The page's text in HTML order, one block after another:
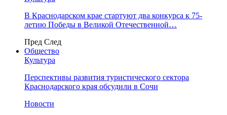
В Краснодарском крае стартуют два конкурса к 75-
летию Победы в Великой Отечественной…
Пред След
Общество
Культура
Перспективы развития туристического сектора
Краснодарского края обсудили в Сочи
Новости